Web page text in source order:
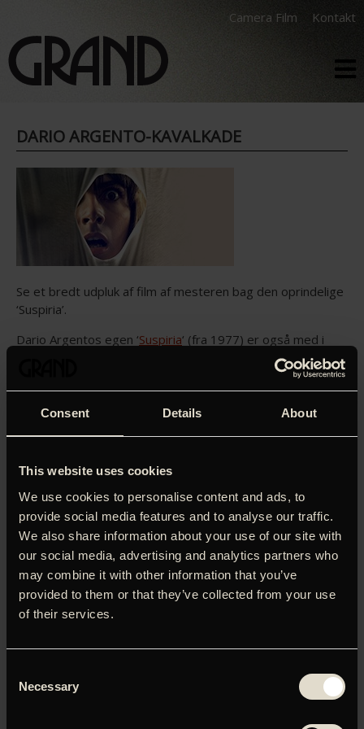
Consent Details About
This website uses cookies
We use cookies to personalise content and ads, to
provide social media features and to analyse our traffic.
We also share information about your use of our site with
our social media, advertising and analytics partners who
may combine it with other information that you’ve
provided to them or that they’ve collected from your use
of their services.
Selection
Necessary
Camera Film Kontakt
DARIO ARGENTO-KAVALKADE
Se et bredt udpluk af film af mesteren bag den oprindelige
‘Suspiria’.
Dario Argentos egen ‘Suspiria‘ (fra 1977) er også med i
serien (præsenteret i samarbejde med Filmnørdens
hjørne), som vi meget passende kan lade Guillermo del
Toro introducere:
landmark. His ability to fuse artistic integrity and
personal God of mine.’
Søndag den 11. november kl. 19.00:
The Bird With the Crystal Plumage (L’uccello dalle piume di
cristallo) – 1970
Søndag den 18. november kl. 19.00:
Deep Red(Profondo Rosso) – 1975
Søndag den 25. november kl. 19.00: